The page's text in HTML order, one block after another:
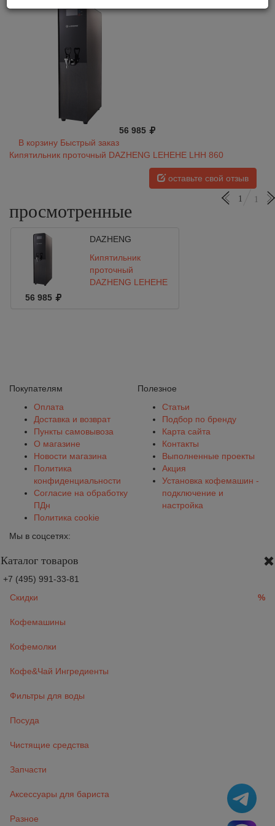
56 985
В корзину Быстрый заказ
Кипятильник проточный DAZHENG LEHEHE LHH 860
оставьте свой отзыв
просмотренные
1 1
DAZHENG
Кипятильник
проточный
DAZHENG LEHEHE
56 985
Покупателям
Оплата
Доставка и возврат
Пункты самовывоза
О магазине
Новости магазина
Политика
конфиденциальности
Согласие на обработку
ПДн
Политика cookie
Полезное
Статьи
Подбор по бренду
Карта сайта
Контакты
Выполненные проекты
Акция
Установка кофемашин -
подключение и
настройка
Мы в соцсетях:
Каталог товаров
+7 (495) 991-33-81
Скидки
%
Кофемашины
Кофемолки
Кофе&Чай Ингредиенты
Фильтры для воды
Посуда
Чистящие средства
Запчасти
Аксессуары для бариста
Разное